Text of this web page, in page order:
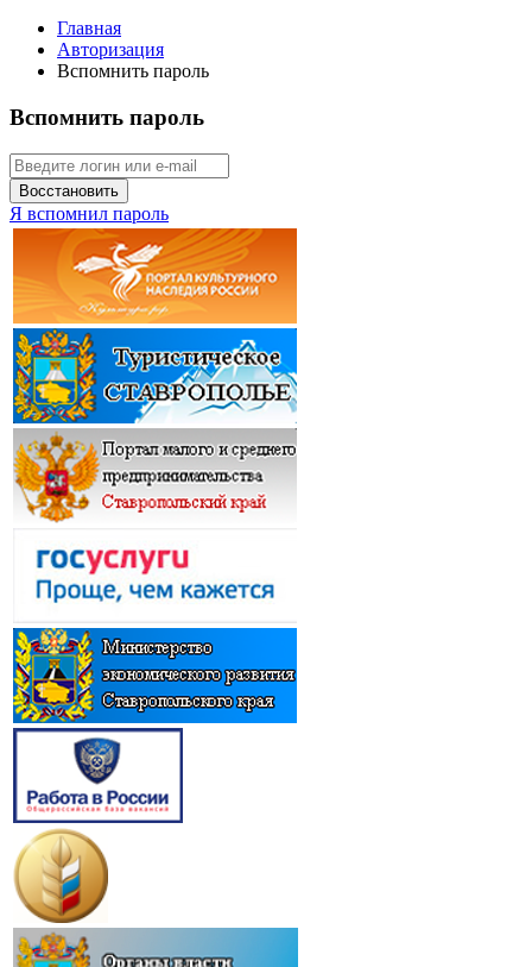
Главная
Авторизация
Вспомнить пароль
Вспомнить пароль
Восстановить
Я вспомнил пароль